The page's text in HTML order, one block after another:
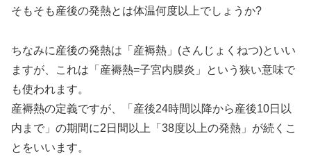
そもそも産後の発熱とは体温何度以上でしょうか?
ちなみに産後の発熱は「産褥熱」(さんじょくねつ)といい
ますが、これは「産褥熱=子宮内膜炎」という狭い意味で
も使われます。
産褥熱の定義ですが、「産後24時間以降から産後10日以
内まで」の期間に2日間以上「38度以上の発熱」が続くこ
とをいいます。